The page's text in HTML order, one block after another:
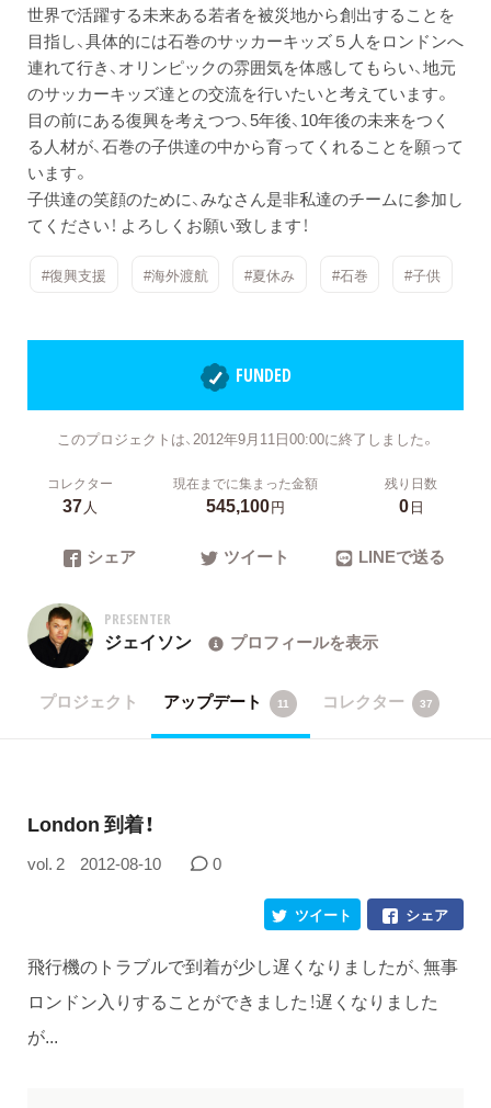
世界で活躍する未来ある若者を被災地から創出することを
目指し、具体的には石巻のサッカーキッズ５人をロンドンへ
連れて行き、オリンピックの雰囲気を体感してもらい、地元
のサッカーキッズ達との交流を行いたいと考えています。
目の前にある復興を考えつつ、5年後、10年後の未来をつく
る人材が、石巻の子供達の中から育ってくれることを願って
います。
子供達の笑顔のために、みなさん是非私達のチームに参加し
てください！ よろしくお願い致します！
#復興支援 #海外渡航 #夏休み #石巻 #子供
FUNDED
このプロジェクトは、2012年9月11日00:00に終了しました。
コレクター
37人
現在までに集まった金額
545,100円
残り日数
0日
シェア ツイート LINEで送る
PRESENTER
ジェイソン プロフィールを表示
プロジェクト アップデート 11 コレクター 37
London 到着！
vol. 2 2012-08-10 0
シェア
ツイート
飛行機のトラブルで到着が少し遅くなりましたが、無事
ロンドン入りすることができました！遅くなりました
が...